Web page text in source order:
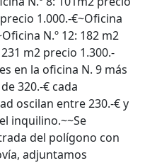
1.000.-€~Oficina
N.º 12: 182 m2
m2 precio 1.300.-
en la oficina N. 9 más
320.-€ cada
oscilan entre 230.-€ y
inquilino.~~Se
del polígono con
adjuntamos